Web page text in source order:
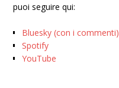
puoi seguire qui:
Bluesky (con i commenti)
Spotify
YouTube